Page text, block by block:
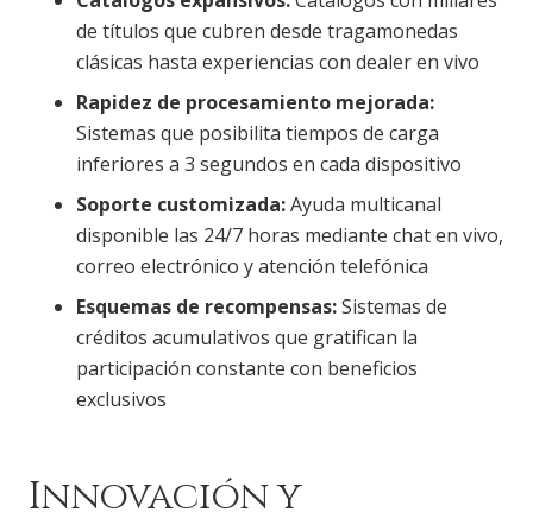
de títulos que cubren desde tragamonedas
clásicas hasta experiencias con dealer en vivo
Rapidez de procesamiento mejorada:
Sistemas que posibilita tiempos de carga
inferiores a 3 segundos en cada dispositivo
Soporte customizada:Ayuda multicanal
disponible las 24/7 horas mediante chat en vivo,
correo electrónico y atención telefónica
Esquemas de recompensas:Sistemas de
créditos acumulativos que gratifican la
participación constante con beneficios
exclusivos
Innovación y